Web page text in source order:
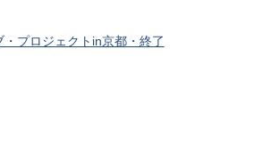
プロジェクトin京都・終了